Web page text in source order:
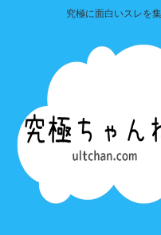
究極に面白いスレを